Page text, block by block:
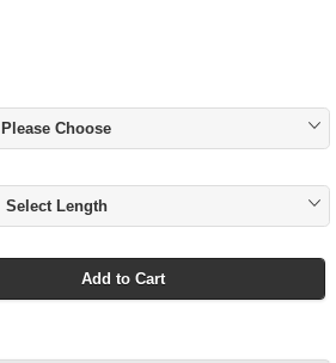
Please Choose
Select Length
Add to Cart